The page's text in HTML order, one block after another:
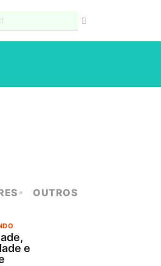
OUTROS
e